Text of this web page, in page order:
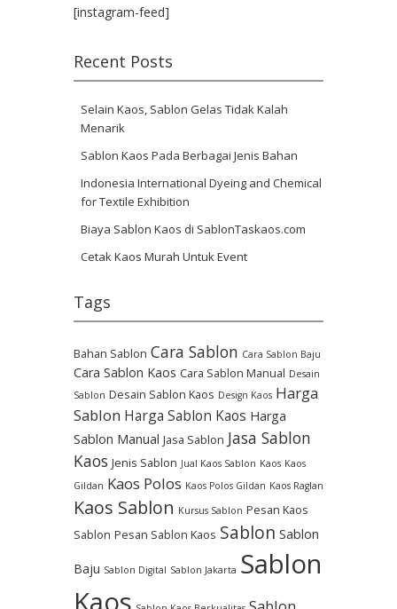
[instagram-feed]
Recent Posts
Selain Kaos, Sablon Gelas Tidak Kalah
Menarik
Sablon Kaos Pada Berbagai Jenis Bahan
Indonesia International Dyeing and Chemical
for Textile Exhibition
Biaya Sablon Kaos di SablonTaskaos.com
Cetak Kaos Murah Untuk Event
Tags
Bahan Sablon Cara Sablon Cara Sablon Baju
Cara Sablon Kaos Cara Sablon Manual Desain
Sablon Desain Sablon Kaos Design Kaos Harga
Sablon Harga Sablon Kaos Harga
Sablon Manual Jasa Sablon Jasa Sablon
Kaos Jenis Sablon Jual Kaos Sablon Kaos Kaos
Gildan Kaos Polos Kaos Polos Gildan Kaos Raglan
Kaos Sablon Kursus Sablon Pesan Kaos
Sablon Pesan Sablon Kaos Sablon Sablon
Baju Sablon Digital Sablon Jakarta Sablon